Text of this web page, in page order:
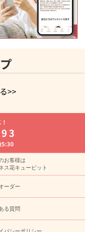
>>
生日フラワーギフト特集
業祝い
悔やみの花
胡蝶蘭・花鉢
り ギフト・プレゼント
ベント
お盆 花（新
・お供え 花とセットギ
ひまわり ギフト・プ
見舞い 花のギフト特集
特集
おすすめランキング
敬
敬老の日 花とセットギ
5:30
お客様は
ス花キューピット
ーダー
る質問
バシーポリシー